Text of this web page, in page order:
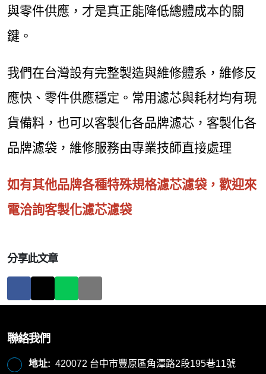
與零件供應，才是真正能降低總體成本的關
鍵。
我們在台灣設有完整製造與維修體系，維修反
應快、零件供應穩定。常用濾芯與耗材均有現
貨備料，也可以客製化各品牌濾芯，客製化各
品牌濾袋，維修服務由專業技師直接處理
如有其他品牌各種特殊規格濾芯濾袋，歡迎來
電洽詢客製化濾芯濾袋
分享此文章
聯絡我們
地址: 420072 台中市豐原區角潭路2段195巷11號